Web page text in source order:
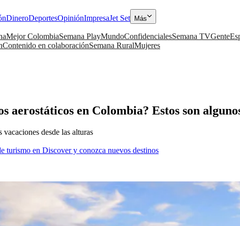
DineroDeportesOpiniónImpresaJet Set Más
Mejor ColombiaSemana PlayMundoConfidencialesSemana TVGente
Contenido en colaboraciónSemana RuralMujeres
aerostáticos en Colombia? Estos son
desde las alturas
turismo en Discover y conozca nuevos destinos